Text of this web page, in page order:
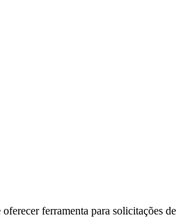
ferramenta para solicitações de